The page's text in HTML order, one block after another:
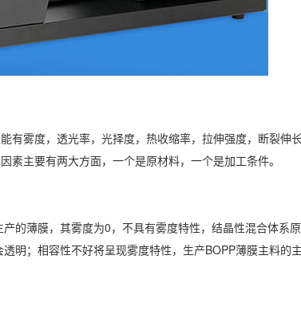
有雾度，透光率，光择度，热收缩率，拉伸强度，断裂伸
主要有两大方面，一个是原材料，一个是加工条件。
的薄膜，其雾度为0，不具有雾度特性，结晶性混合体系原
明；相容性不好将呈现雾度特性，生产BOPP薄膜主料的